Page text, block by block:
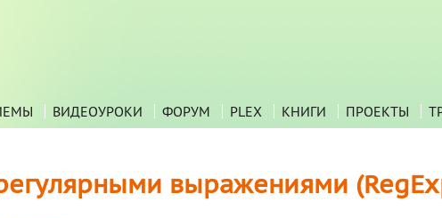
ВИДЕОУРОКИ ФОРУМ PLEX КНИГИ ПРОЕКТЫ
выражениями